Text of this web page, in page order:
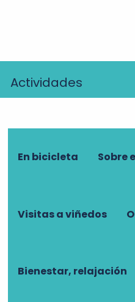
Actividades
En bicicleta Sobre
Visitas a viñedos
Bienestar, relajación
de Jallanges &
de Jallanges,
llegar